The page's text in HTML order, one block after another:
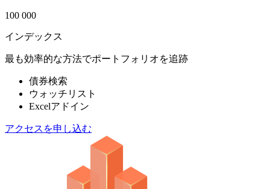
100 000
インデックス
最も効率的な方法でポートフォリオを追跡
債券検索
ウォッチリスト
Excelアドイン
アクセスを申し込む